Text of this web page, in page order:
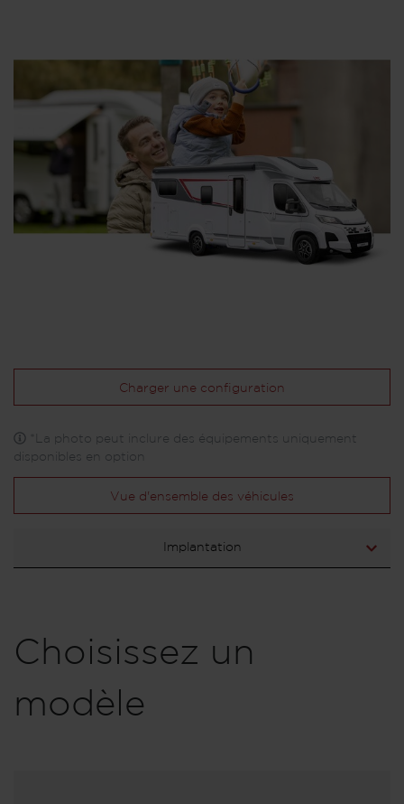
Charger une configuration
*La photo peut inclure des équipements uniquement
disponibles en option
Vue d'ensemble des véhicules
Implantation
Choisissez un
modèle